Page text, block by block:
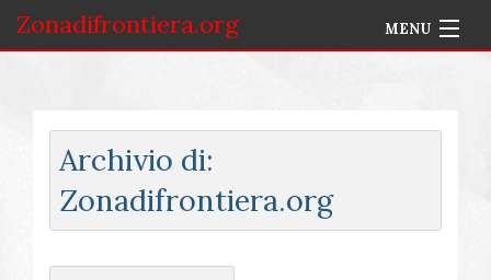
Zonadifrontiera.org MENU
Selezione per Autore
Accedi
Archivio di:
Zonadifrontiera.org